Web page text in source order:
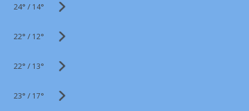
24° / 14°
22° / 12°
22° / 13°
23° / 17°